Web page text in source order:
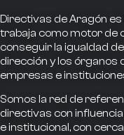
Directivas de Aragón es
trabaja comomotor de
conseguir la igualdad
dirección y los órganos
empresas e
Somos la red de
directivas con influencia
e institucional, con